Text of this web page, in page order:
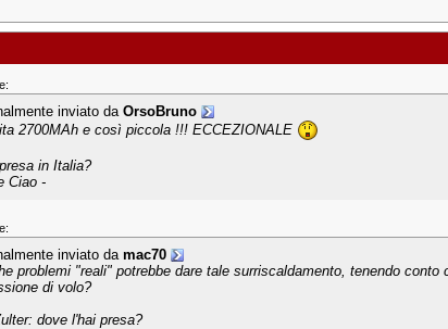
inviato da OrsoBruno
2700MAh e così piccola !!! ECCEZIONALE
in Italia?
Ciao -
inviato da mac70
problemi "reali" potrebbe dare tale surriscaldamento, tenendo
di volo?
dove l'hai presa?